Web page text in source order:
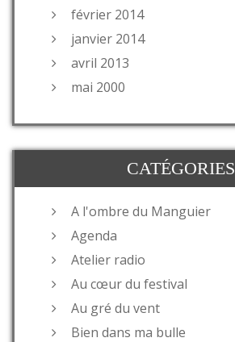
février 2014
janvier 2014
avril 2013
mai 2000
CATÉGORIES
A l'ombre du Manguier
Agenda
Atelier radio
Au cœur du festival
Au gré du vent
Bien dans ma bulle